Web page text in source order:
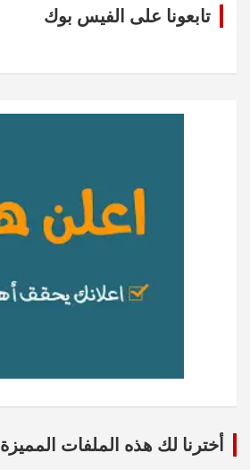
تابعونا على الفيس بوك
أخترنا لك هذه الملفات المميزة